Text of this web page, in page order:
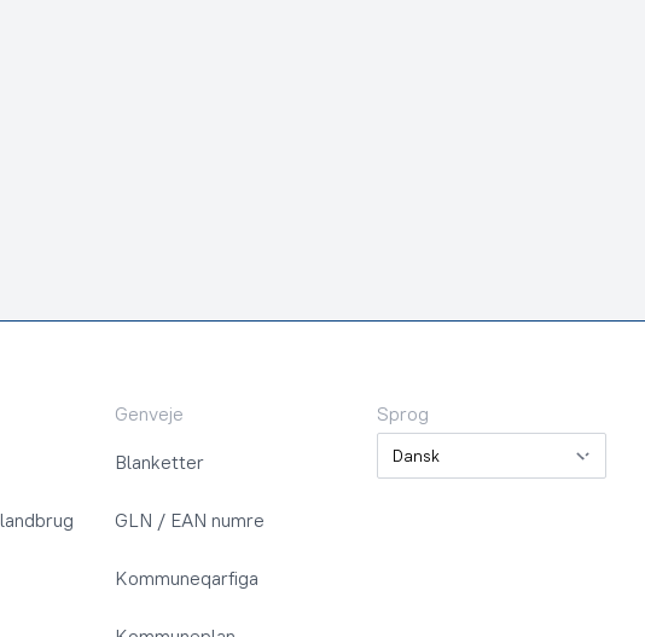
Genveje
Blanketter
GLN / EAN numre
Kommuneqarfiga
Sprog
Sprog